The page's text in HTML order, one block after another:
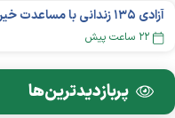
آزادی ۱۳۵ زندانی با مساعدت خیرین
۲۲ ساعت پیش
پربازدید‌ترین‌ها